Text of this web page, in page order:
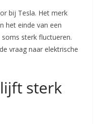
bij Tesla. Het merk
het einde van een
sterk fluctueren.
vraag naar elektrische
sterk